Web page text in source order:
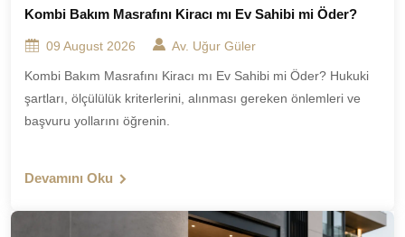
Kombi Bakım Masrafını Kiracı mı Ev Sahibi mi Öder?
09 August 2026 Av. Uğur Güler
Kombi Bakım Masrafını Kiracı mı Ev Sahibi mi Öder? Hukuki
şartları, ölçülülük kriterlerini, alınması gereken önlemleri ve
başvuru yollarını öğrenin.
Devamını Oku